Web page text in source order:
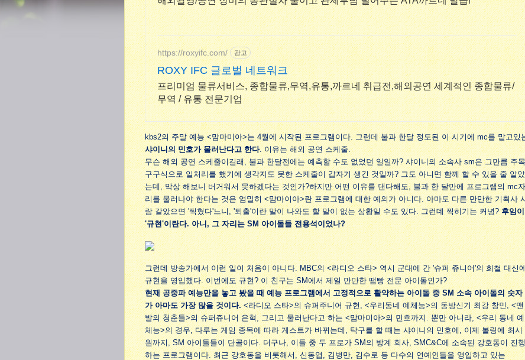
https://roxyifc.com/ 광고
ROXY IFC 글로벌 네트워크
프리미엄 물류서비스, 종합물류,무역,유통,까르네 취급전,해외공연 세계적인 종합물류/
무역 / 유통 전문기업
kbs2의 주말 예능 <맘마미아>는 4월에 시작된 프로그램이다. 그런데 불과 한달 정도된 이 시기에 mc를 맡고있
샤이니의 민호가 물러난다고 한다. 이유는 해외 공연 스케줄.
무슨 해외 공연 스케줄이길래, 불과 한달전에는 예측할 수도 없었던 일일까? 샤이니의 소속사 sm은 그만큼 주목
구구식으로 일처리를 했기에 생각지도 못한 스케줄이 갑자기 생긴 것일까? 그도 아니면 함께 할 수 있을 줄 알았
는데, 막상 해보니 버거워서 못하겠다는 것인가?하지만 어떤 이유를 댄다해도, 불과 한 달만에 프로그램의 mc자
리를 물러나야 한다는 것은 엄밀히 <맘마이아>란 프로그램에 대한 예의가 아니다. 아마도 다른 만만한 기획사
람 같았으면 '찍혔다'느니, '퇴출'이란 말이 나와도 할 말이 없는 상황일 수도 있다. 그런데 찍히기는 커녕?후임이
'규현'이란다. 아니, 그 자리는 SM 아이돌들 전용석이었나?
그런데 방송가에서 이런 일이 처음이 아니다. MBC의 <라디오 스타> 역시 군대에 간 '슈퍼 쥬니어'의 희철 대신
규현을 영입했다. 이번에도 규현? 이 친구는 SM에서 제일 만만한 땜빵 전문 아이돌인가?
현재 공중파 예능만을 놓고 봤을 때 예능 프로그램에서 고정적으로 활약하는 아이돌 중 SM 소속 아이돌의 숫자
가 아마도 가장 많을 것이다.<라디오 스타>의 슈퍼주니어 규현, <우리동네 예체능>의 동방신기 최강 창민, <맨
발의 청춘들>의 슈퍼쥬니어 은혁, 그리고 물러난다고 하는 <맘마미아>의 민호까지. 뿐만 아니라, <우리 동네 예
체능>의 경우, 다루는 게임 종목에 따라 게스트가 바뀌는데, 탁구를 할 때는 샤이니의 민호에, 이제 볼링에 최시
원까지, SM 아이돌들이 단골이다. 더구나, 이들 중 두 프로가 SM의 방계 회사, SMC&C에 소속된 강호동이 진행
하는 프로그램이다. 최근 강호동을 비롯해서, 신동엽, 김병만, 김수로 등 다수의 연예인들을 영입하고 있는